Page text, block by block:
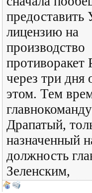
предоставить
лицензию на
производство
противоракет
через три дня
этом. Тем
Драпатый,
назначенный
должность
Зеленским,